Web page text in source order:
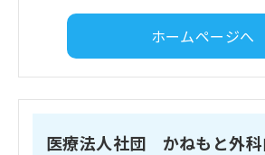
ホームページへ
医療法人社団 かねもと外科